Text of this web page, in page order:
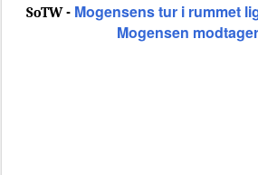
SoTW - Mogensens tur i rummet
Mogensen